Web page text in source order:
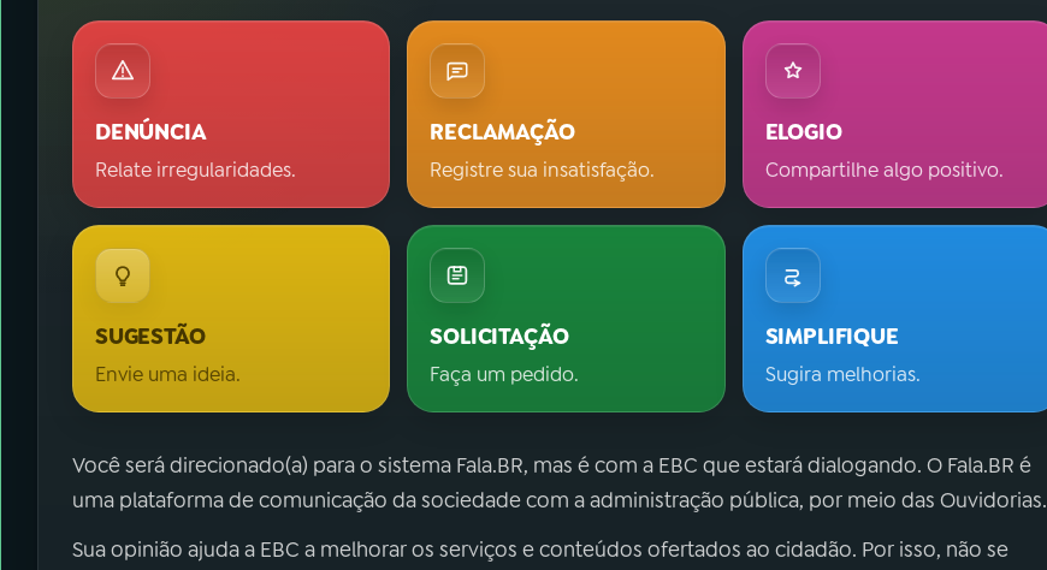
DENÚNCIA
Relate irregularidades.
RECLAMAÇÃO
Registre sua insatisfação.
ELOGIO
Compartilhe algo positivo.
SUGESTÃO
Envie uma ideia.
SOLICITAÇÃO
Faça um pedido.
SIMPLIFIQUE
Sugira melhorias.
Você será direcionado(a) para o sistema Fala.BR, mas é com a EBC que estará dialogando. O Fala.BR é
uma plataforma de comunicação da sociedade com a administração pública, por meio das Ouvidorias.
Sua opinião ajuda a EBC a melhorar os serviços e conteúdos ofertados ao cidadão. Por isso, não se